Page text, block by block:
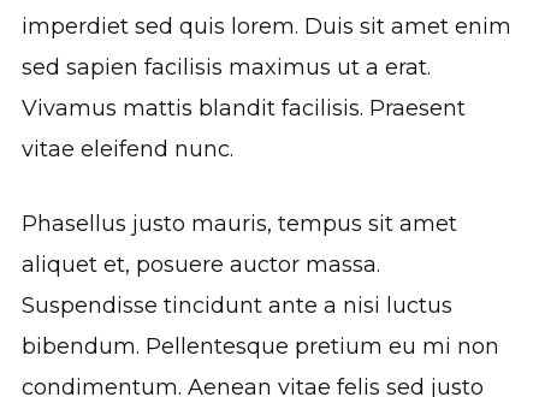
imperdiet sed quis lorem. Duis sit amet enim
sed sapien facilisis maximus ut a erat.
Vivamus mattis blandit facilisis. Praesent
vitae eleifend nunc.
Phasellus justo mauris, tempus sit amet
aliquet et, posuere auctor massa.
Suspendisse tincidunt ante a nisi luctus
bibendum. Pellentesque pretium eu mi non
condimentum. Aenean vitae felis sed justo